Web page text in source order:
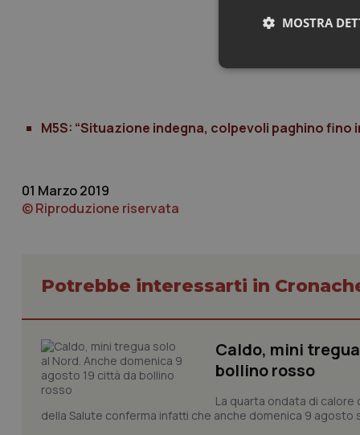
M5S: “Situazione indegna, colpevoli paghino fino
01 Marzo 2019
© Riproduzione riservata
Potrebbe interessarti in
Caldo, mini
bollino rosso
La quarta ondata di
della Salute conferma infatti che anche domenica 9 agosto
MOSTRA
tracking-sites-